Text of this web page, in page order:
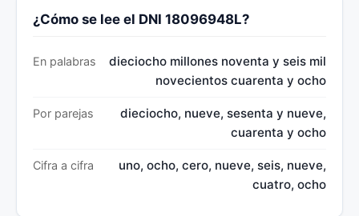
¿Cómo se lee el DNI 18096948L?
En palabras
dieciocho millones noventa y seis mil
novecientos cuarenta y ocho
Por parejas
dieciocho, nueve, sesenta y nueve,
cuarenta y ocho
Cifra a cifra
uno, ocho, cero, nueve, seis, nueve,
cuatro, ocho